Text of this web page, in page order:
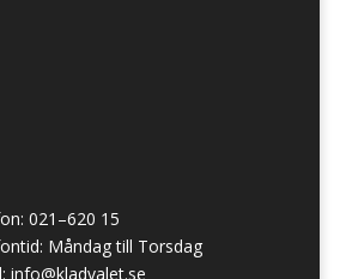
021–620 15
Måndag till Torsdag
info@kladvalet.se